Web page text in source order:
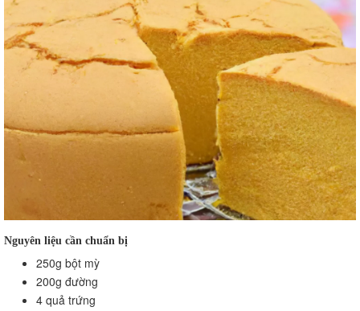
Nguyên liệu cần chuẩn bị
250g bột mỳ
200g đường
4 quả trứng